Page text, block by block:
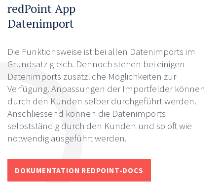
redPoint App
Datenimport
Die Funktionsweise ist bei allen Datenimports im
Grundsatz gleich. Dennoch stehen bei einigen
Datenimports zusätzliche Möglichkeiten zur
Verfügung. Anpassungen der Importfelder können
durch den Kunden selber durchgeführt werden.
Anschliessend können die Datenimports
selbstständig durch den Kunden und so oft wie
notwendig ausgeführt werden.
DOKUMENTATION REDPOINT-DOCS